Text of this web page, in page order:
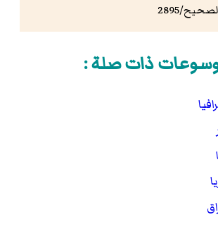
2895
ذات صلة :